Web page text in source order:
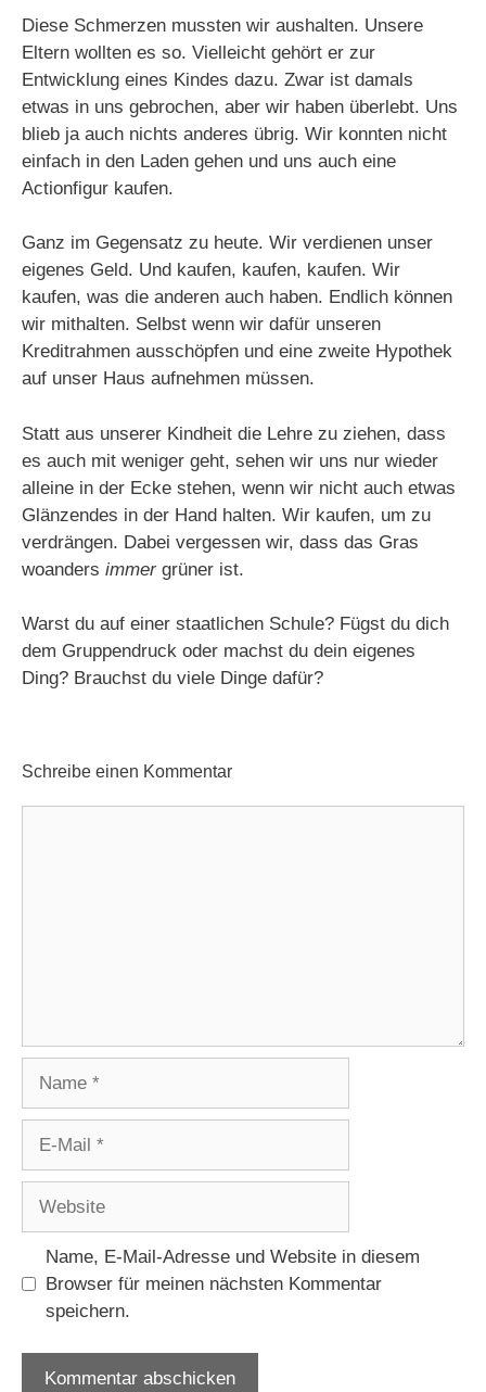
Diese Schmerzen mussten wir aushalten. Unsere
Eltern wollten es so. Vielleicht gehört er zur
Entwicklung eines Kindes dazu. Zwar ist damals
etwas in uns gebrochen, aber wir haben überlebt. Uns
blieb ja auch nichts anderes übrig. Wir konnten nicht
einfach in den Laden gehen und uns auch eine
Actionfigur kaufen.
Ganz im Gegensatz zu heute. Wir verdienen unser
eigenes Geld. Und kaufen, kaufen, kaufen. Wir
kaufen, was die anderen auch haben. Endlich können
wir mithalten. Selbst wenn wir dafür unseren
Kreditrahmen ausschöpfen und eine zweite Hypothek
auf unser Haus aufnehmen müssen.
Statt aus unserer Kindheit die Lehre zu ziehen, dass
es auch mit weniger geht, sehen wir uns nur wieder
alleine in der Ecke stehen, wenn wir nicht auch etwas
Glänzendes in der Hand halten. Wir kaufen, um zu
verdrängen. Dabei vergessen wir, dass das Gras
woanders immergrüner ist.
Warst du auf einer staatlichen Schule? Fügst du dich
dem Gruppendruck oder machst du dein eigenes
Ding? Brauchst du viele Dinge dafür?
Schreibe einen Kommentar
Name, E-Mail-Adresse und Website in diesem
Browser für meinen nächsten Kommentar
speichern.